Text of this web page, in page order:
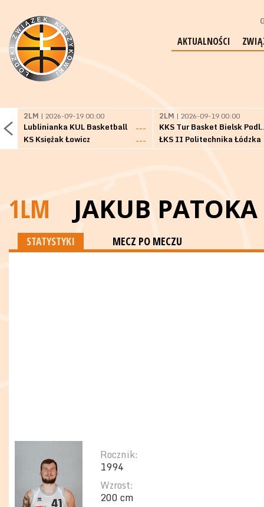
AKTUALNOŚCI
2LM | 2026-09-19 00:00
Lublinianka KUL Basketball
---
KS Księżak Łowicz
---
2LM | 2026-09-19 00:00
KKS Tur
ŁKS II Politechnika Łódzka
1LM JAKUB PATOKA
STATYSTYKI MECZ PO MECZU
Rocznik:
1994
Wzrost:
200 cm